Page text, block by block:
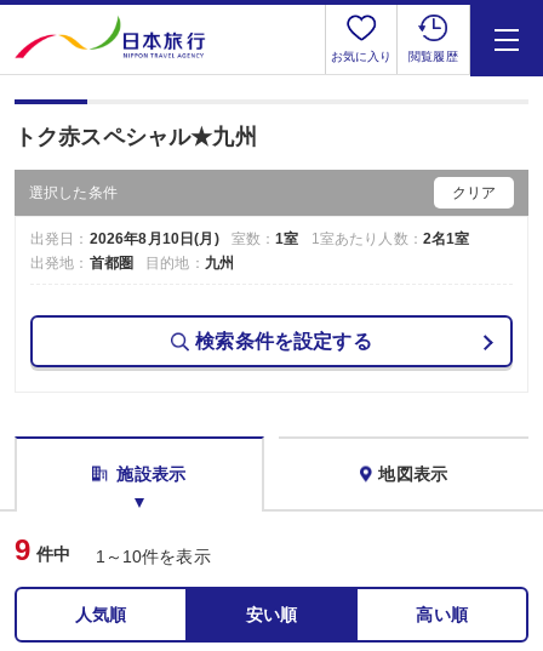
お気に入り 閲覧履歴
トク赤スペシャル★九州
選択した条件 クリア
出発日： 2026年8月10日(月) 室数：1室 1室あたり人数： 2名1室
出発地： 首都圏 目的地： 九州
検索条件を設定する
施設表示 地図表示
9 件中 1～10件を表示
人気順 安い順 高い順